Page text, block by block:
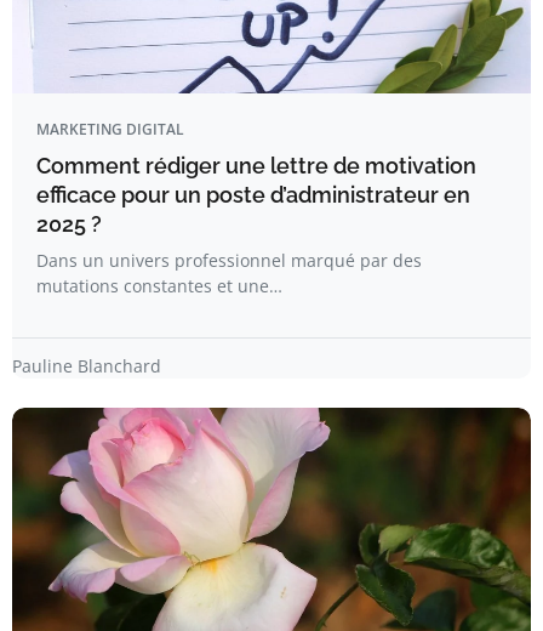
MARKETING DIGITAL
Comment rédiger une lettre de motivation
efficace pour un poste d’administrateur en
2025 ?
Dans un univers professionnel marqué par des
mutations constantes et une…
Pauline Blanchard